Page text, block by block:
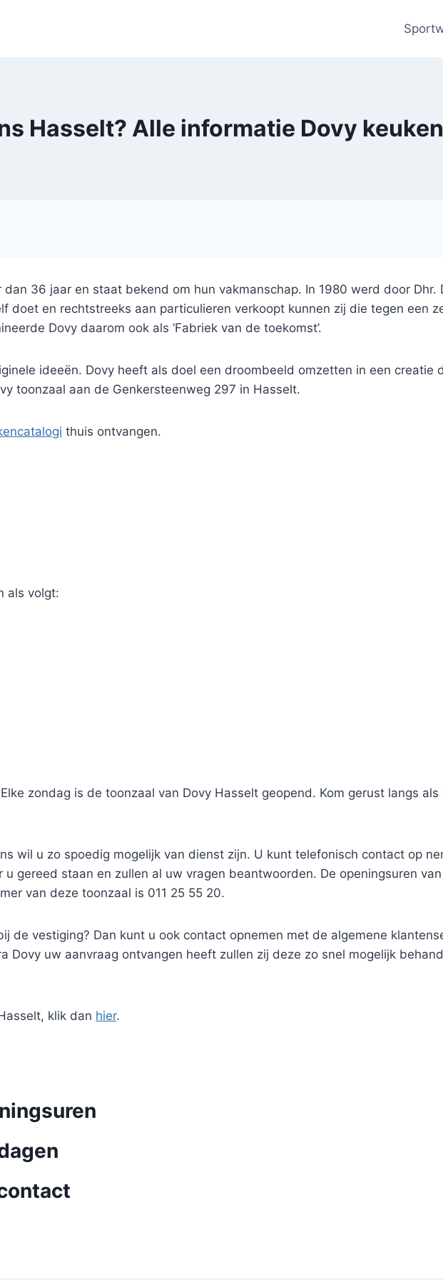
Hasselt? Alle informatie Dovy
36 jaar en staat bekend om hun vakmanschap. In 1980 werd door Dhr.
doet en rechtstreeks aan particulieren verkoopt kunnen zij die tegen een
Dovy daarom ook als ‘Fabriek van de toekomst’.
ideeën. Dovy heeft als doel een droombeeld omzetten in een creatie
toonzaal aan de Genkersteenweg 297 in Hasselt.
thuis ontvangen.
als volgt:
zondag is de toonzaal van Dovy Hasselt geopend. Kom gerust langs
wil u zo spoedig mogelijk van dienst zijn. U kunt telefonisch contact op
gereed staan en zullen al uw vragen beantwoorden. De openingsuren
van deze toonzaal is 011 25 55 20.
de vestiging? Dan kunt u ook contact opnemen met de algemene
Dovy uw aanvraag ontvangen heeft zullen zij deze zo snel mogelijk
klik dan hier.